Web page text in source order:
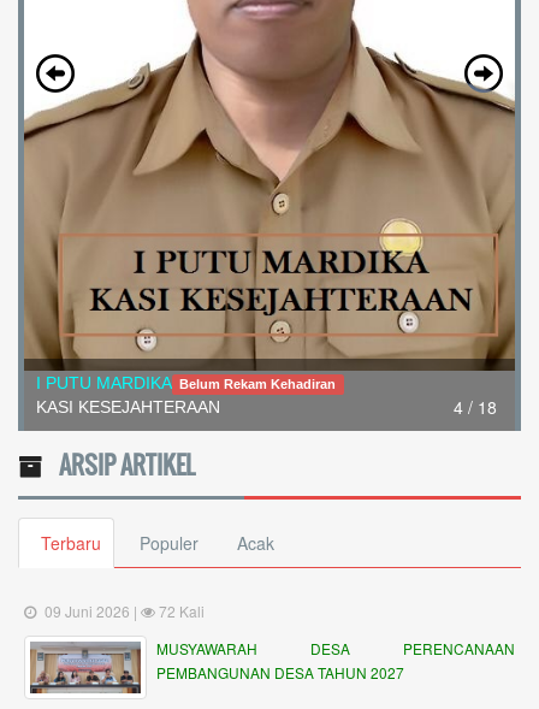
4 / 18
I PUTU MARDIKA Belum Rekam Kehadiran
KASI KESEJAHTERAAN
ARSIP ARTIKEL
Terbaru Populer Acak
09 Juni 2026 |
72 Kali
MUSYAWARAH DESA PERENCANAAN
PEMBANGUNAN DESA TAHUN 2027